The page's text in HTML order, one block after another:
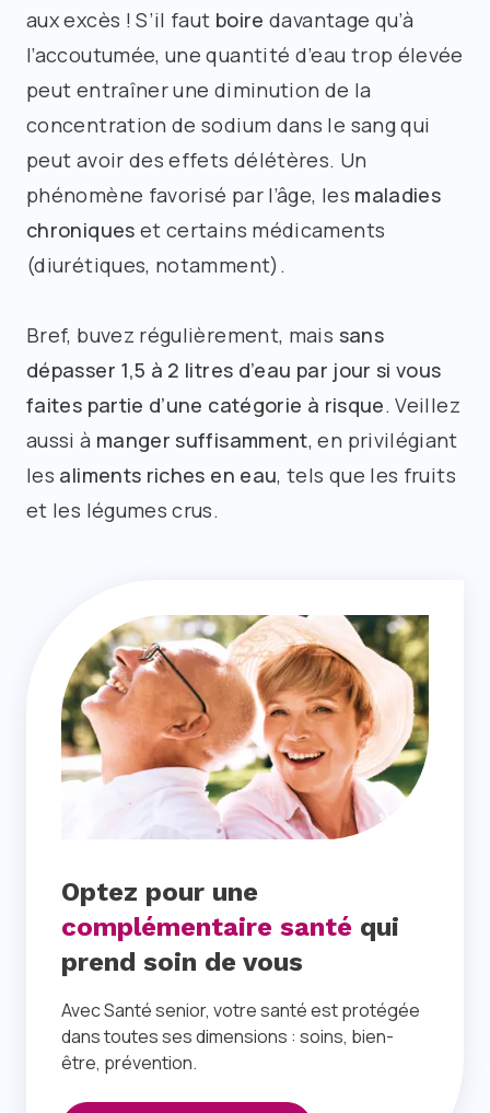
aux excès ! S’il faut boire davantage qu’à
l’accoutumée, une quantité d’eau trop élevée
peut entraîner une diminution de la
concentration de sodium dans le sang qui
peut avoir des effets délétères. Un
phénomène favorisé par l’âge, les maladies
chroniques et certains médicaments
(diurétiques, notamment).
Bref, buvez régulièrement, mais sans
dépasser 1,5 à 2 litres d’eau par jour si vous
faites partie d’une catégorie à risque. Veillez
aussi à manger suffisamment, en privilégiant
les aliments riches en eau, tels que les fruits
et les légumes crus.
Optez pour une
complémentaire santé qui
prend soin de vous
Avec Santé senior, votre santé est protégée
dans toutes ses dimensions : soins, bien-
être, prévention.